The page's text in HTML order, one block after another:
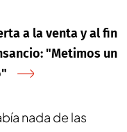
a la venta y al fin
"Metimos un
nada de las